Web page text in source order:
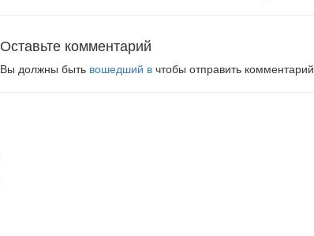
Оставьте комментарий
Вы должны быть вошедший в чтобы отправить комментарий